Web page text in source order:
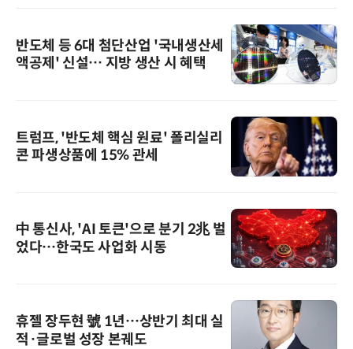
반도체 등 6대 첨단산업 '국내생산세
액공제' 신설… 지방 생산 시 혜택
트럼프, '반도체 핵심 원료' 폴리실리
콘 파생상품에 15% 관세
中 통신사, 'AI 토큰'으로 분기 2兆 벌
었다…한국도 사업화 시동
휴젤 장두현 號 1년…상반기 최대 실
적·글로벌 성장 본궤도